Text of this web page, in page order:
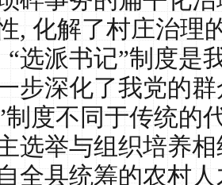
,化解了村庄治理
“选派书记”制度是
步深化了我党的
制度不同于传统的
选举与组织培养
全县统筹的农村